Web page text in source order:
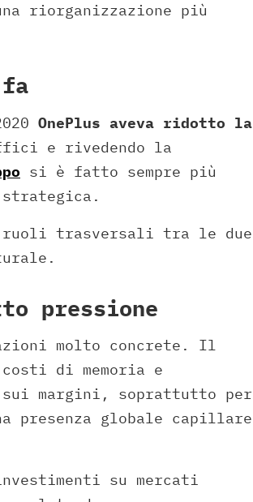
riorganizzazione più
OnePlus aveva ridotto la
e rivedendo la
si è fatto sempre più
ruoli trasversali tra le due
pressione
molto concrete. Il
di memoria e
sui margini, soprattutto per
presenza globale capillare
su mercati